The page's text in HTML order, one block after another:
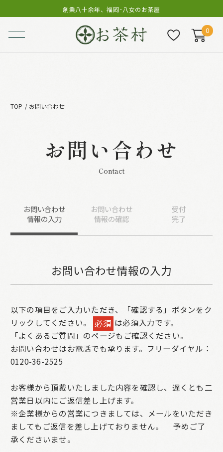
創業八十余年、福岡･八女のお茶屋
0
TOP お問い合わせ
お問い合わせ
Contact
お問い合わせ
情報の入力
お問い合わせ
情報の確認
受付
完了
お問い合わせ情報の入力
以下の項目をご入力いただき、「確認する」ボタンをク
リックしてください。
必須 は必須入力です。
「よくあるご質問」のページもご確認ください。
お問い合わせはお電話でも承ります。フリーダイヤル：
0120-36-2525
お客様から頂戴いたしました内容を確認し、遅くとも二
営業日以内にご返信差し上げます。
※企業様からの営業につきましては、メールをいただき
ましてもご返信を差し上げておりません。
予めご了
承くださいませ。